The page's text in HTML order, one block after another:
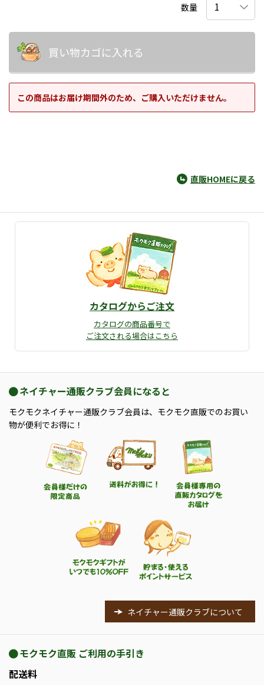
数量
買い物カゴに入れる
この商品はお届け期間外のため、ご購入いただけません。
直販HOMEに戻る
カタログからご注文
カタログの商品番号で
ご注文される場合はこちら
ネイチャー通販クラブ会員になると
モクモクネイチャー通販クラブ会員は、モクモク直販でのお買い
物が便利でお得に！
ネイチャー通販クラブについて
モクモク直販 ご利用の手引き
配送料